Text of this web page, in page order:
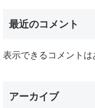
最近のコメント
表示できるコメントは
アーカイブ